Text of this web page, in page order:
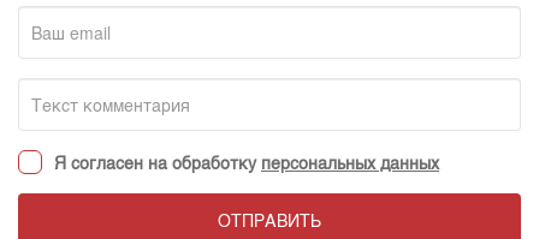
Я согласен на обработку персональных данных
ОТПРАВИТЬ